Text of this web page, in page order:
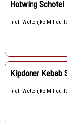
Hotwing Schotel
Incl. Wettelijke Milieu
Kipdoner Kebab
Incl. Wettelijke Milieu